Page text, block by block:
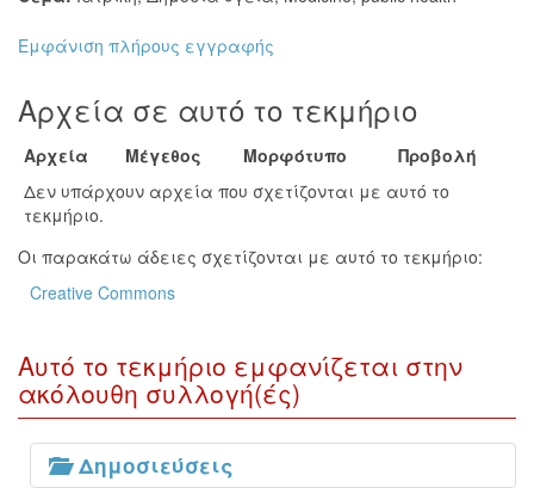
Εμφάνιση πλήρους εγγραφής
Αρχεία σε αυτό το τεκμήριο
Αρχεία Μέγεθος Μορφότυπο
Προβολή
Δεν υπάρχουν αρχεία που σχετίζονται με αυτό το
τεκμήριο.
Οι παρακάτω άδειες σχετίζονται με αυτό το τεκμήριο:
Creative Commons
Αυτό το τεκμήριο εμφανίζεται στην
ακόλουθη συλλογή(ές)
Δημοσιεύσεις